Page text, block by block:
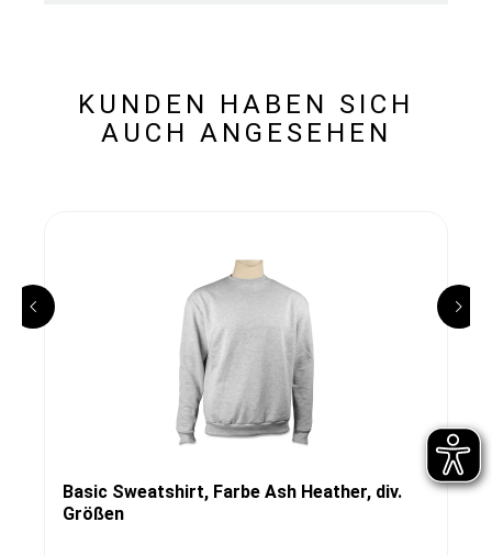
KUNDEN HABEN SICH
AUCH ANGESEHEN
Basic Sweatshirt, Farbe Ash Heather, div.
Größen